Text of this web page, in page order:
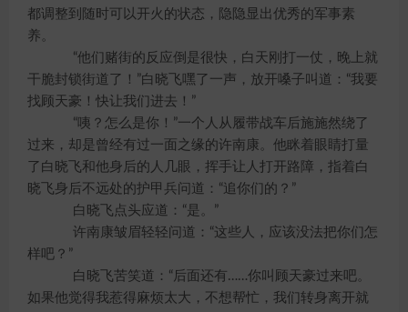
都调整到随时可以开火的状态，隐隐显出优秀的军事素
养。
“他们赌街的反应倒是很快，白天刚打一仗，晚上就
干脆封锁街道了！”白晓飞嘿了一声，放开嗓子叫道：“我要
找顾天豪！快让我们进去！”
“咦？怎么是你！”一个人从履带战车后施施然绕了
过来，却是曾经有过一面之缘的许南康。他眯着眼睛打量
了白晓飞和他身后的人几眼，挥手让人打开路障，指着白
晓飞身后不远处的护甲兵问道：“追你们的？”
白晓飞点头应道：“是。”
许南康皱眉轻轻问道：“这些人，应该没法把你们怎
样吧？”
白晓飞苦笑道：“后面还有……你叫顾天豪过来吧。
如果他觉得我惹得麻烦太大，不想帮忙，我们转身离开就